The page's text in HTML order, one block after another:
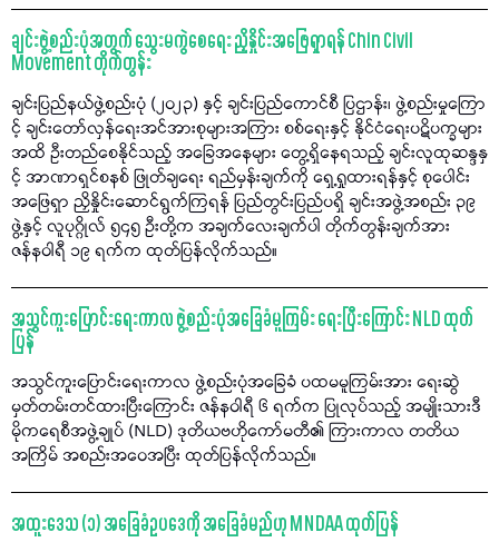
ချင်းဖွဲ့စည်းပုံအတွက် သွေးမကွဲစေရေး ညှိနှိုင်းအဖြေရှာရန် Chin Civil
Movement တိုက်တွန်း
ချင်းပြည်နယ်ဖွဲ့စည်းပုံ (၂၀၂၃) နှင့် ချင်းပြည်ကောင်စီ ပြဌာန်း၊ ဖွဲ့စည်းမှုကြော
င့် ချင်းတော်လှန်ရေးအင်အားစုများအကြား စစ်ရေးနှင့် နိုင်ငံရေးပဋိပက္ခများ
အထိ ဦးတည်စေနိုင်သည့် အခြေအနေများ တွေ့ရှိနေရသည့် ချင်းလူထုဆန္ဒနှ
င့် အာဏာရှင်စနစ် ဖြုတ်ချရေး ရည်မှန်းချက်ကို ရှေ့ရှုထားရန်နှင့် စုပေါင်း
အဖြေရှာ ညှိနှိုင်းဆောင်ရွက်ကြရန် ပြည်တွင်းပြည်ပရှိ ချင်းအဖွဲ့အစည်း ၃၉
ဖွဲ့နှင့် လူပုဂ္ဂိုလ် ၅၄၅ ဦးတို့က အချက်လေးချက်ပါ တိုက်တွန်းချက်အား
ဇန်နဝါရီ ၁၉ ရက်က ထုတ်ပြန်လိုက်သည်။
အသွင်ကူးပြောင်းရေးကာလ ဖွဲ့စည်းပုံအခြေခံမူကြမ်း ရေးပြီးကြောင်း NLD ထုတ်
ပြန်
အသွင်ကူးပြောင်းရေးကာလ ဖွဲ့စည်းပုံအခြေခံ ပထမမူကြမ်းအား ရေးဆွဲ
မှတ်တမ်းတင်ထားပြီးကြောင်း ဇန်နဝါရီ ၆ ရက်က ပြုလုပ်သည့် အမျိုးသားဒီ
မိုကရေစီအဖွဲ့ချုပ် (NLD) ဒုတိယဗဟိုကော်မတီ၏ ကြားကာလ တတိယ
အကြိမ် အစည်းအဝေအပြီး ထုတ်ပြန်လိုက်သည်။
အထူးဒေသ (၁) အခြေခံဥပဒေကို အခြေခံမည်ဟု MNDAA ထုတ်ပြန်